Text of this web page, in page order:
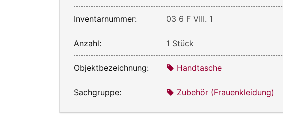
Inventarnummer: 03 6 F VIII. 1
Anzahl: 1 Stück
Objektbezeichnung: Handtasche
Sachgruppe: Zubehör (Frauenkleidung)